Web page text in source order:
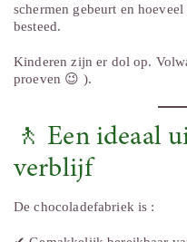
schermen gebeurt en
besteed.
Kinderen zijn er dol op.
proeven 😉 ).
🚶 Een ideaal
verblijf
De chocoladefabriek is :